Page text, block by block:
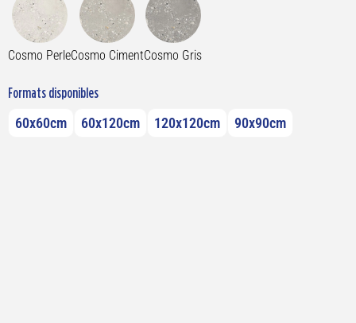
Cosmo PerleCosmo CimentCosmo Gris
Formats disponibles
60x60cm
60x120cm 120x120cm 90x90cm